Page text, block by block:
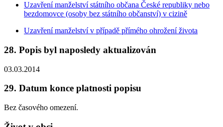
Uzavření manželství státního občana České republiky nebo
bezdomovce (osoby bez státního občanství) v cizině
Uzavření manželství v případě přímého ohrožení života
28. Popis byl naposledy aktualizován
03.03.2014
29. Datum konce platnosti popisu
Bez časového omezení.